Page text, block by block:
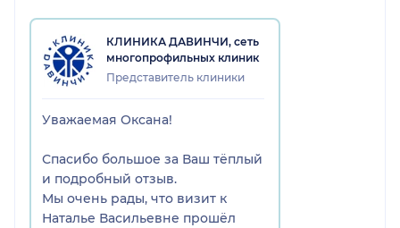
КЛИНИКА ДАВИНЧИ, сеть
многопрофильных клиник
Представитель клиники
Уважаемая Оксана!
Спасибо большое за Ваш тёплый
и подробный отзыв.
Мы очень рады, что визит к
Наталье Васильевне прошёл